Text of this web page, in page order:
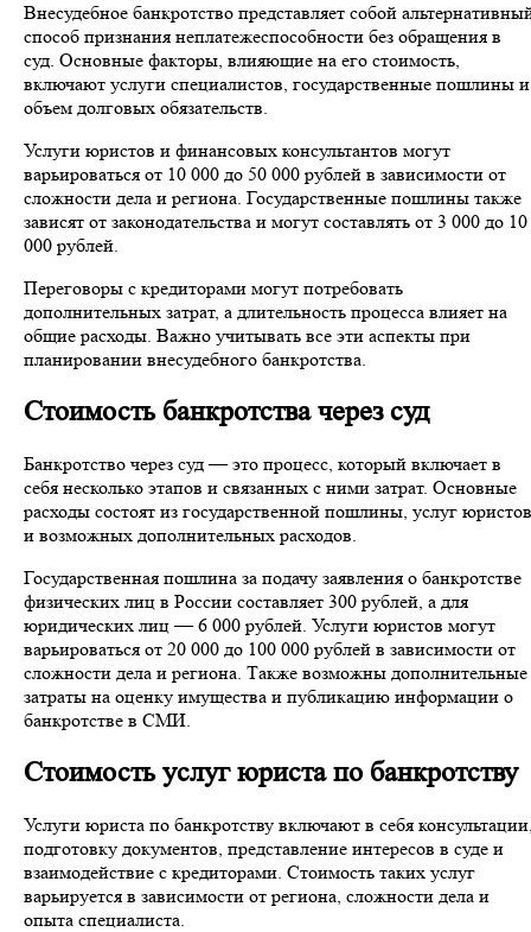
Внесудебное банкротство представляет собой
способ признания неплатежеспособности без обращения в
суд. Основные факторы, влияющие на его стоимость,
включают услуги специалистов, государственные пошлины и
объем долговых обязательств.
Услуги юристов и финансовых консультантов могут
варьироваться от 10 000 до 50 000 рублей в зависимости от
сложности дела и региона. Государственные пошлины также
зависят от законодательства и могут составлять от 3 000 до 10
000 рублей.
Переговоры с кредиторами могут потребовать
дополнительных затрат, а длительность процесса влияет на
общие расходы. Важно учитывать все эти аспекты при
планировании внесудебного банкротства.
Стоимость банкротства через суд
Банкротство через суд — это процесс, который включает в
себя несколько этапов и связанных с ними затрат. Основные
расходы состоят из государственной пошлины, услуг юристов
и возможных дополнительных расходов.
Государственная пошлина за подачу заявления о банкротстве
физических лиц в России составляет 300 рублей, а для
юридических лиц — 6 000 рублей. Услуги юристов могут
варьироваться от 20 000 до 100 000 рублей в зависимости от
сложности дела и региона. Также возможны дополнительные
затраты на оценку имущества и публикацию информации о
банкротстве в СМИ.
Стоимость услуг юриста по банкротству
Услуги юриста по банкротству включают в себя
подготовку документов, представление интересов в суде и
взаимодействие с кредиторами. Стоимость таких услуг
варьируется в зависимости от региона, сложности дела и
опыта специалиста.